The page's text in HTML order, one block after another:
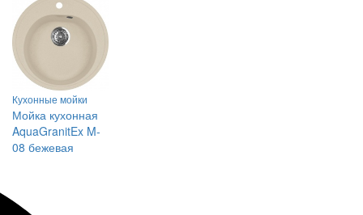
Кухонные мойки
Мойка кухонная
AquaGranitEx M-
08 бежевая